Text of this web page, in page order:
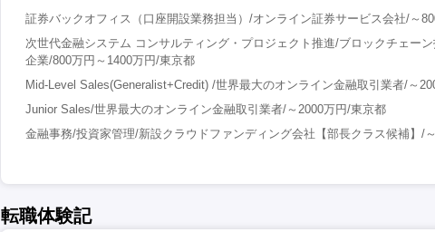
証券バックオフィス（口座開設業務担当）/オンライン証券サービス会社/～
次世代金融システム コンサルティング・プロジェクト推進/ブロックチェー
企業/800万円～1400万円/東京都
Mid-Level Sales(Generalist+Credit) /世界最大のオンライン金融取引業者/～
Junior Sales/世界最大のオンライン金融取引業者/～2000万円/東京都
金融事務/投資家管理/新設クラウドファンディング会社【部長クラス候補】/
転職体験記